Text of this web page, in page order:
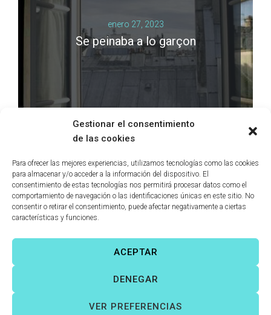
Gestionar el consentimiento
de las cookies
Para ofrecer las mejores experiencias, utilizamos tecnologías como las cookies
para almacenar y/o acceder a la información del dispositivo. El
consentimiento de estas tecnologías nos permitirá procesar datos como el
comportamiento de navegación o las identificaciones únicas en este sitio. No
consentir o retirar el consentimiento, puede afectar negativamente a ciertas
características y funciones.
ACEPTAR
DENEGAR
VER PREFERENCIAS
enero 27, 2023
Se peinaba a lo garçon
LEER MÁS
0 comments
Víctor Fernández Correas
Todos los derechos reservados. |
|Política de cookies